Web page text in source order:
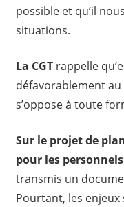
possible et qu’il
situations.
La CGTrappelle
défavorablement au
s’oppose à toute
Sur le projet de
pour les
transmis un
Pourtant, les